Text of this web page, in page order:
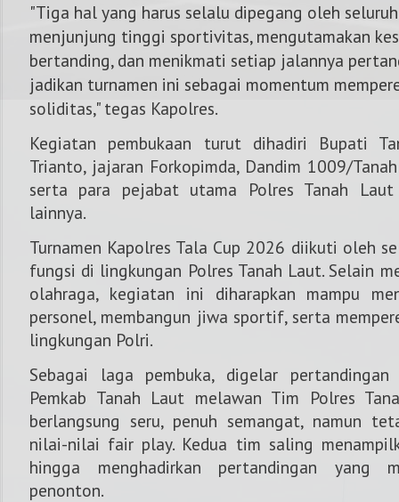
"Tiga hal yang harus selalu dipegang oleh
menjunjung tinggi sportivitas, mengutamakan
bertanding, dan menikmati setiap jalannya
jadikan turnamen ini sebagai momentum
soliditas," tegas Kapolres.
Kegiatan pembukaan turut dihadiri Bupati
Trianto, jajaran Forkopimda, Dandim 1009/
serta para pejabat utama Polres Tanah
lainnya.
Turnamen Kapolres Tala Cup 2026 diikuti oleh
fungsi di lingkungan Polres Tanah Laut. Selain
olahraga, kegiatan ini diharapkan mampu
personel, membangun jiwa sportif, serta
lingkungan Polri.
Sebagai laga pembuka, digelar
Pemkab Tanah Laut melawan Tim Polres
berlangsung seru, penuh semangat, namun
nilai-nilai fair play. Kedua tim saling
hingga menghadirkan pertandingan yang
penonton.